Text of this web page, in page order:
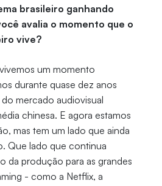
brasileiro ganhando
avalia o momento que o
vive?
um momento
durante quase dez anos
mercado audiovisual
chinesa. E agora estamos
mas tem um lado que ainda
Que lado que continua
da produção para as grandes
- como a Netflix, a